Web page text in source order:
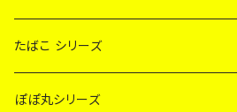
たばこ シリーズ
ぽぽ丸シリーズ